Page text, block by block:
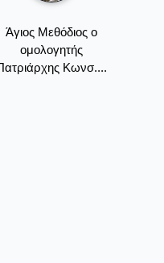
Άγιος Μεθόδιος ο
ομολογητής
Κωνσ....